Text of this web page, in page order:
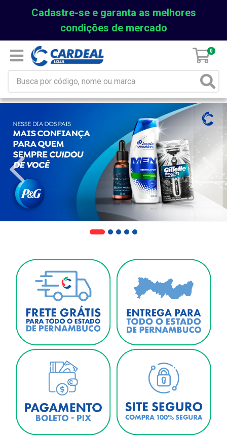
Cadastre-se e garanta as melhores
condições de mercado
0